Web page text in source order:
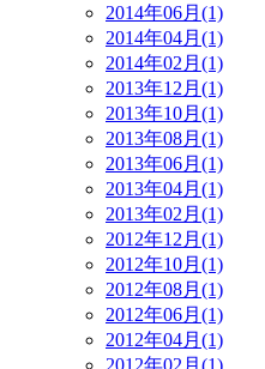
2014年06月(1)
2014年04月(1)
2014年02月(1)
2013年12月(1)
2013年10月(1)
2013年08月(1)
2013年06月(1)
2013年04月(1)
2013年02月(1)
2012年12月(1)
2012年10月(1)
2012年08月(1)
2012年06月(1)
2012年04月(1)
2012年02月(1)